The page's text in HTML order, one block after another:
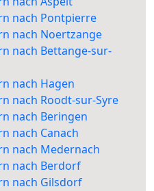
nach Pontpierre
nach Noertzange
nach Bettange-sur-
nach Hagen
nach Roodt-sur-Syre
nach Beringen
nach Canach
nach Medernach
nach Berdorf
nach Gilsdorf